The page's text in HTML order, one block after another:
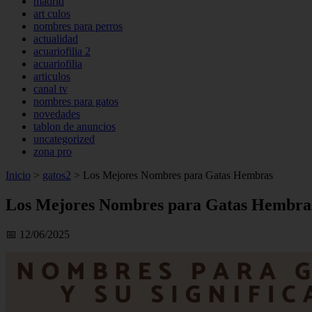
art culos
nombres para perros
actualidad
acuariofilia 2
acuariofilia
articulos
canal tv
nombres para gatos
novedades
tablon de anuncios
uncategorized
zona pro
Inicio > gatos2 > Los Mejores Nombres para Gatas Hembras
Los Mejores Nombres para Gatas
📅 12/06/2025